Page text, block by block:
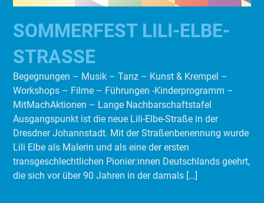
SOMMERFEST LILI-ELBE-
STRASSE
Begegnungen – Musik – Tanz – Kunst & Krempel –
Workshops – Filme – Führungen -Kinderprogramm –
MitMachAktionen – Lange Nachbarschaftstafel
Ausgangspunkt ist die neue Lili-Elbe-Straße in der
Dresdner Johannstadt. Mit der Straßenbenennung wurde
Lili Elbe als Malerin und als eine der ersten
transgeschlechtlichen Pionier:innen Deutschlands geehrt,
die sich vor über 90 Jahren in der damals […]